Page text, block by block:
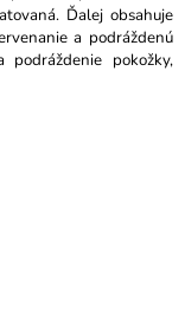
Ďalej obsahuje
a podráždenú
pokožky,